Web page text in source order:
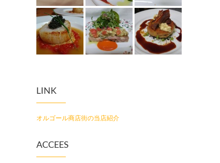
LINK
オルゴール商店街の当店紹介
ACCEES